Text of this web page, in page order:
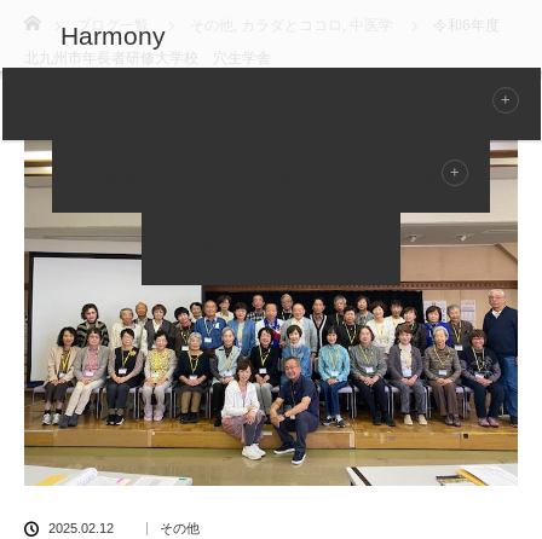
Harmony
Lesson一覧
Blog
ブログ一覧
令和6年度
北九州市年長者研修大学校 穴生学舎
2025.02.12 その他